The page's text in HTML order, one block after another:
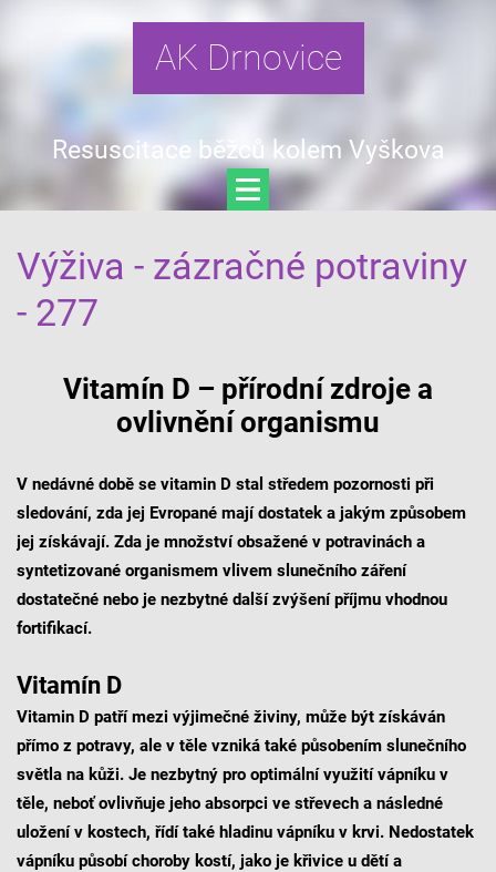
AK Drnovice
Resuscitace běžců kolem Vyškova
Výživa - zázračné potraviny
- 277
Vitamín D – přírodní zdroje a
ovlivnění organismu
V nedávné době se vitamin D stal středem pozornosti při
sledování, zda jej Evropané mají dostatek a jakým způsobem
jej získávají. Zda je množství obsažené v potravinách a
syntetizované organismem vlivem slunečního záření
dostatečné nebo je nezbytné další zvýšení příjmu vhodnou
fortifikací.
Vitamín D
Vitamin D patří mezi výjimečné živiny, může být získáván
přímo z potravy, ale v těle vzniká také působením slunečního
světla na kůži. Je nezbytný pro optimální využití vápníku v
těle, neboť ovlivňuje jeho absorpci ve střevech a následné
uložení v kostech, řídí také hladinu vápníku v krvi. Nedostatek
vápníku působí choroby kostí, jako je křivice u dětí a